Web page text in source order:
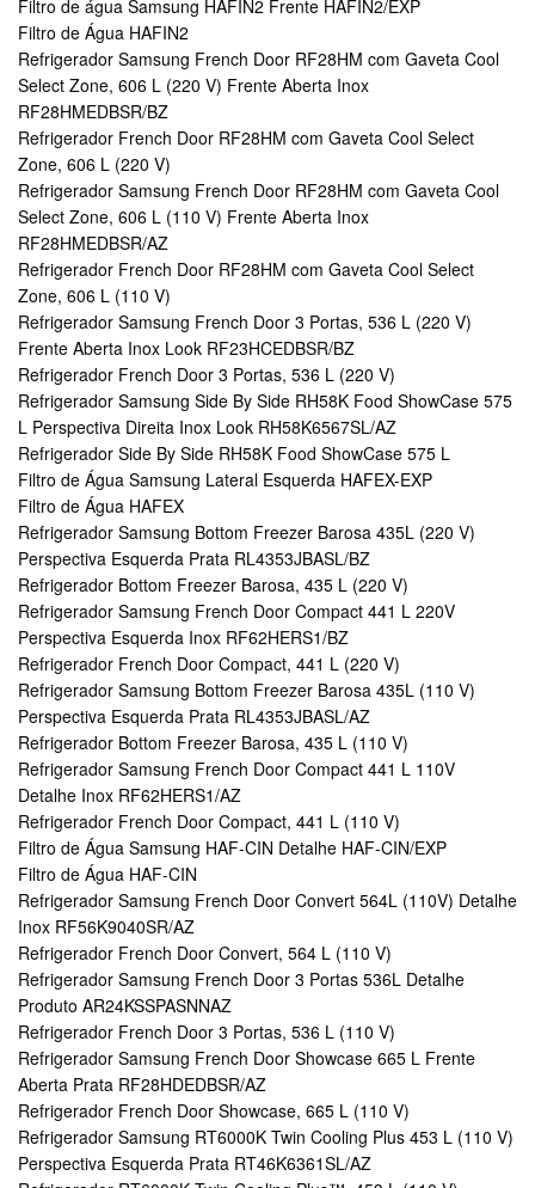
Filtro de água Samsung HAFIN2 Frente HAFIN2/EXP
Filtro de Água HAFIN2
Refrigerador Samsung French Door RF28HM com Gaveta Cool
Select Zone, 606 L (220 V) Frente Aberta Inox
RF28HMEDBSR/BZ
Refrigerador French Door RF28HM com Gaveta Cool Select
Zone, 606 L (220 V)
Refrigerador Samsung French Door RF28HM com Gaveta Cool
Select Zone, 606 L (110 V) Frente Aberta Inox
RF28HMEDBSR/AZ
Refrigerador French Door RF28HM com Gaveta Cool Select
Zone, 606 L (110 V)
Refrigerador Samsung French Door 3 Portas, 536 L (220 V)
Frente Aberta Inox Look RF23HCEDBSR/BZ
Refrigerador French Door 3 Portas, 536 L (220 V)
Refrigerador Samsung Side By Side RH58K Food ShowCase 575
L Perspectiva Direita Inox Look RH58K6567SL/AZ
Refrigerador Side By Side RH58K Food ShowCase 575 L
Filtro de Água Samsung Lateral Esquerda HAFEX-EXP
Filtro de Água HAFEX
Refrigerador Samsung Bottom Freezer Barosa 435L (220 V)
Perspectiva Esquerda Prata RL4353JBASL/BZ
Refrigerador Bottom Freezer Barosa, 435 L (220 V)
Refrigerador Samsung French Door Compact 441 L 220V
Perspectiva Esquerda Inox RF62HERS1/BZ
Refrigerador French Door Compact, 441 L (220 V)
Refrigerador Samsung Bottom Freezer Barosa 435L (110 V)
Perspectiva Esquerda Prata RL4353JBASL/AZ
Refrigerador Bottom Freezer Barosa, 435 L (110 V)
Refrigerador Samsung French Door Compact 441 L 110V
Detalhe Inox RF62HERS1/AZ
Refrigerador French Door Compact, 441 L (110 V)
Filtro de Água Samsung HAF-CIN Detalhe HAF-CIN/EXP
Filtro de Água HAF-CIN
Refrigerador Samsung French Door Convert 564L (110V) Detalhe
Inox RF56K9040SR/AZ
Refrigerador French Door Convert, 564 L (110 V)
Refrigerador Samsung French Door 3 Portas 536L Detalhe
Produto AR24KSSPASNNAZ
Refrigerador French Door 3 Portas, 536 L (110 V)
Refrigerador Samsung French Door Showcase 665 L Frente
Aberta Prata RF28HDEDBSR/AZ
Refrigerador French Door Showcase, 665 L (110 V)
Refrigerador Samsung RT6000K Twin Cooling Plus 453 L (110 V)
Perspectiva Esquerda Prata RT46K6361SL/AZ